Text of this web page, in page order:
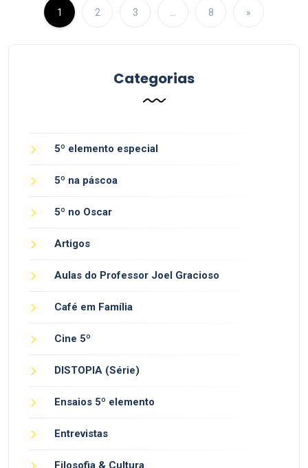
1 2 3 8 »
Categorias
5º elemento especial
5º na páscoa
5º no Oscar
Artigos
Aulas do Professor Joel Gracioso
Café em Família
Cine 5º
DISTOPIA (Série)
Ensaios 5º elemento
Entrevistas
Filosofia & Cultura